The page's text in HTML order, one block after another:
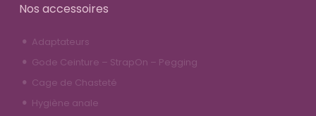
Nos accessoires
Adaptateurs
Gode Ceinture – StrapOn – Pegging
Cage de Chasteté
Hygiène anale